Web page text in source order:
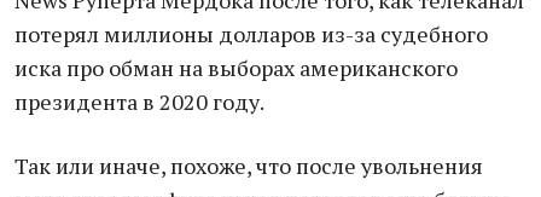
потерял миллионы долларов из-за судебного
иска про обман на выборах американского
президента в 2020 году.
Так или иначе, похоже, что после увольнения